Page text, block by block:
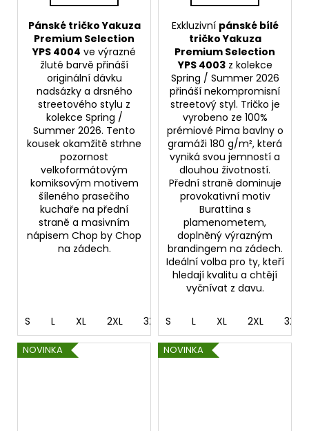
Pánské tričko Yakuza
Premium Selection
YPS 4004 ve výrazné
žluté barvě přináší
originální dávku
nadsázky a drsného
streetového stylu z
kolekce Spring /
Summer 2026. Tento
kousek okamžitě strhne
pozornost
velkoformátovým
komiksovým motivem
šíleného prasečího
kuchaře na přední
straně a masivním
nápisem Chop by Chop
na zádech.
S L XL 2XL 3XL 4XL 5XL
Exkluzivní pánské bílé
tričko Yakuza
Premium Selection
YPS 4003z kolekce
Spring / Summer 2026
přináší nekompromisní
streetový styl. Tričko je
vyrobeno ze 100%
prémiové Pima bavlny o
gramáži 180 g/m², která
vyniká svou jemností a
dlouhou životností.
Přední straně dominuje
provokativní motiv
Burattina s
plamenometem,
doplněný výrazným
brandingem na zádech.
Ideální volba pro ty, kteří
hledají kvalitu a chtějí
vyčnívat z davu.
S L XL 2XL 3XL
NOVINKA NOVINKA